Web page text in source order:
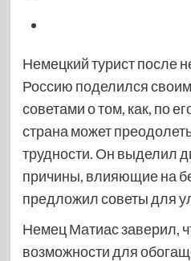
Немецкий турист после
Россию поделился
советами о том, как, по
страна может
трудности. Он выделил
причины, влияющие на
предложил советы для
Немец Матиас заверил,
возможности для